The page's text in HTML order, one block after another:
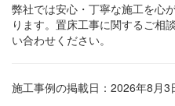
弊社では安心・丁寧な施工を心
ります。置床工事に関するご相
い合わせください。
施工事例の掲載日：2026年8月